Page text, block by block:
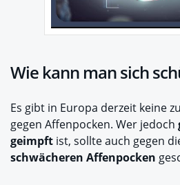
Wie kann man sich
Es gibt in Europa derzeit keine
gegen Affenpocken. Wer jedoch
geimpft ist, sollte auch gegen
schwächeren Affenpocken